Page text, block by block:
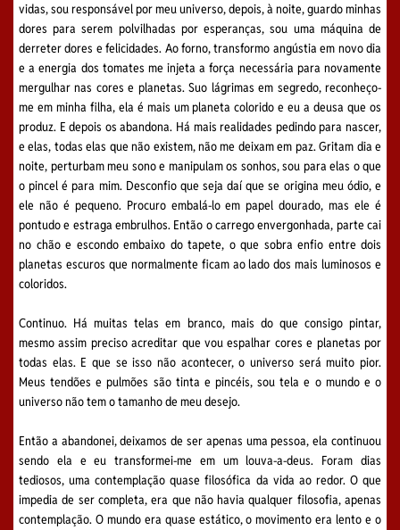
vidas, sou responsável por meu universo, depois, à noite, guardo minhas
dores para serem polvilhadas por esperanças, sou uma máquina de
derreter dores e felicidades. Ao forno, transformo angústia em novo dia
e a energia dos tomates me injeta a força necessária para novamente
mergulhar nas cores e planetas. Suo lágrimas em segredo, reconheço-
me em minha filha, ela é mais um planeta colorido e eu a deusa que os
produz. E depois os abandona. Há mais realidades pedindo para nascer,
e elas, todas elas que não existem, não me deixam em paz. Gritam dia e
noite, perturbam meu sono e manipulam os sonhos, sou para elas o que
o pincel é para mim. Desconfio que seja daí que se origina meu ódio, e
ele não é pequeno. Procuro embalá-lo em papel dourado, mas ele é
pontudo e estraga embrulhos. Então o carrego envergonhada, parte cai
no chão e escondo embaixo do tapete, o que sobra enfio entre dois
planetas escuros que normalmente ficam ao lado dos mais luminosos e
coloridos.
Continuo. Há muitas telas em branco, mais do que consigo pintar,
mesmo assim preciso acreditar que vou espalhar cores e planetas por
todas elas. E que se isso não acontecer, o universo será muito pior.
Meus tendões e pulmões são tinta e pincéis, sou tela e o mundo e o
universo não tem o tamanho de meu desejo.
Então a abandonei, deixamos de ser apenas uma pessoa, ela continuou
sendo ela e eu transformei-me em um louva-a-deus. Foram dias
tediosos, uma contemplação quase filosófica da vida ao redor. O que
impedia de ser completa, era que não havia qualquer filosofia, apenas
contemplação. O mundo era quase estático, o movimento era lento e o